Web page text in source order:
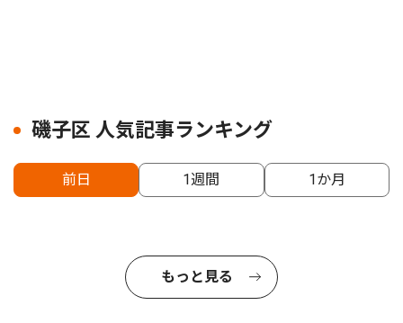
磯子区 人気記事ランキング
前日 1週間 1か月
もっと見る